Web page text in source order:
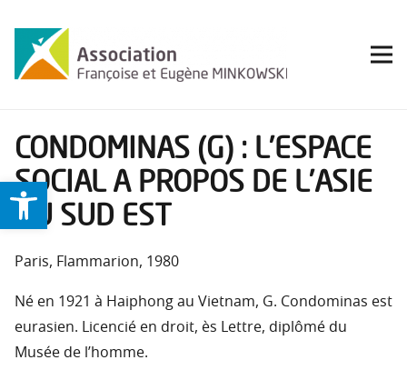
Ouvrir la barre d’outils
CONDOMINAS (G) : L’ESPACE
SOCIAL A PROPOS DE L’ASIE
DU SUD EST
Paris, Flammarion, 1980
Né en 1921 à Haiphong au Vietnam, G. Condominas est
eurasien. Licencié en droit, ès Lettre, diplômé du
Musée de l’homme.